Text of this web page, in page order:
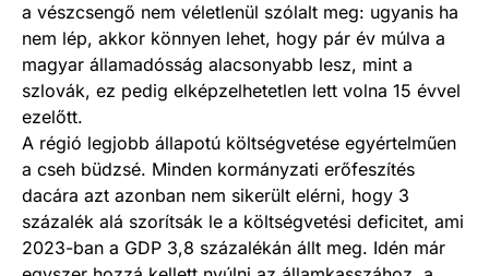
a vészcsengő nem véletlenül szólalt meg: ugyanis ha
nem lép, akkor könnyen lehet, hogy pár év múlva a
magyar államadósság alacsonyabb lesz, mint a
szlovák, ez pedig elképzelhetetlen lett volna 15 évvel
ezelőtt.
A régió legjobb állapotú költségvetése egyértelműen
a cseh büdzsé. Minden kormányzati erőfeszítés
dacára azt azonban nem sikerült elérni, hogy 3
százalék alá szorítsák le a költségvetési deficitet, ami
2023-ban a GDP 3,8 százalékán állt meg. Idén már